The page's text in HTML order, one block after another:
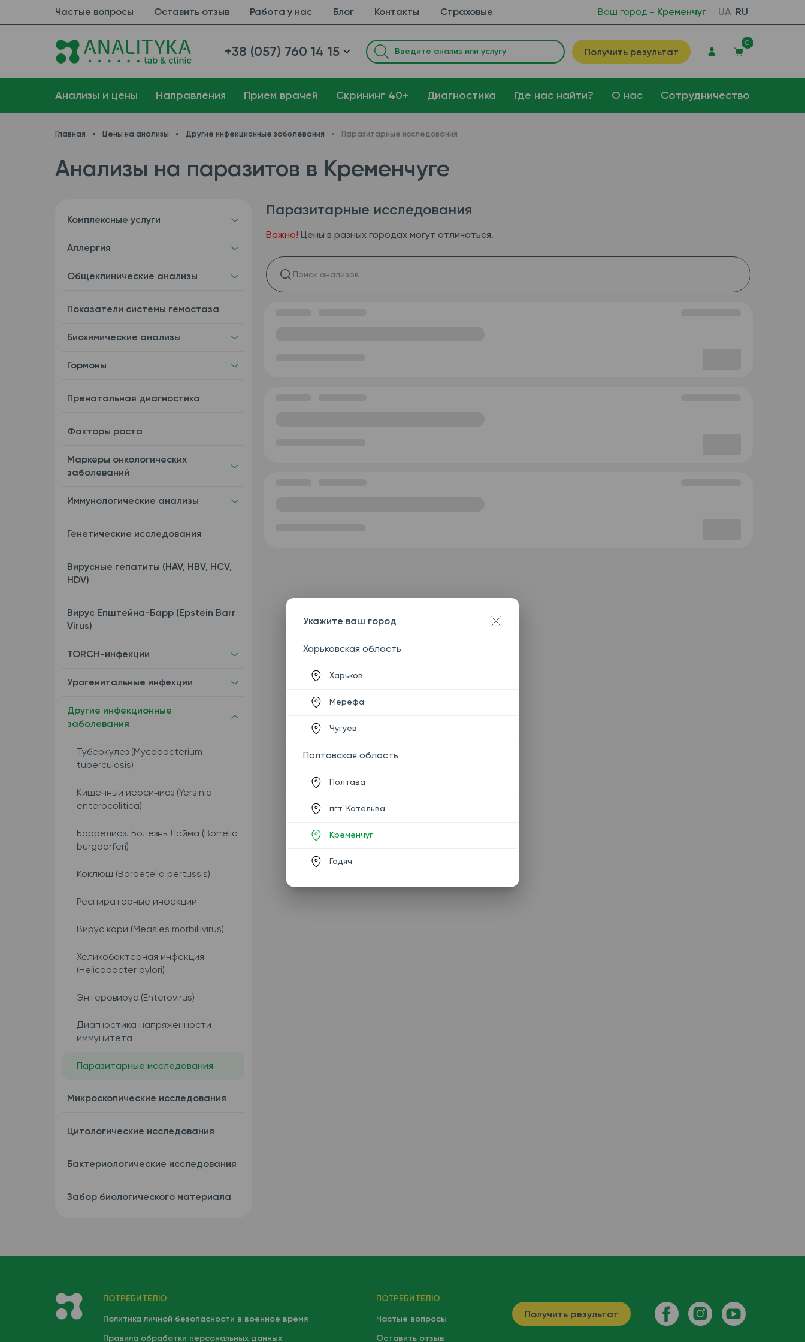
Частые вопросы Оставить отзыв Работа у нас Блог Контакты Страховые Ваш город - Кременчуг UA RU
+38 (057) 760 14 15 Получить результат
0
Анализы и цены Направления Прием врачей Cкрининг 40+ Диагностика Где нас найти? О нас Сотрудничество
Главная Цены на анализы Другие инфекционные заболевания Паразитарные исследования
Анализы на паразитов в Кременчуге
Комплексные услуги
Аллергия
Общеклинические анализы
Показатели системы гемостаза
Биохимические анализы
Гормоны
Пренатальная диагностика
Факторы роста
Маркеры онкологических
заболеваний
Иммунологические анализы
Генетические исследования
Вирусные гепатиты (HAV, HBV, HCV,
HDV)
Вирус Епштейна-Барр (Epstein Barr
Virus)
TORCH-инфекции
Урогенитальные инфекции
Другие инфекционные
заболевания
Туберкулез (Mycobacterium
tuberculosis)
Кишечный иерсиниоз (Yersinia
enterocolitica)
Боррелиоз. Болезнь Лайма (Borrelia
burgdorferi)
Коклюш (Bordetella pertussis)
Респираторные инфекции
Вирус кори (Measles morbillivirus)
Хеликобактерная инфекция
(Helicobacter pylori)
Энтеровирус (Enterovirus)
Диагностика напряженности
иммунитета
Паразитарные исследования
Микроскопические исследования
Цитологические исследования
Бактериологические исследования
Забор биологического материала
Паразитарные исследования
Важно! Цены в разных городах могут отличаться.
ПОТРЕБИТЕЛЮ
ПОТРЕБИТЕЛЮ
Политика личной безопасности в военное время
Частые вопросы
Правила обработки персональных данных
Оставить отзыв
Получить результат
Укажите ваш город
Харьковская область
Харьков
Мерефа
Чугуев
Полтавская область
Полтава
пгт. Котельва
Кременчуг
Гадяч